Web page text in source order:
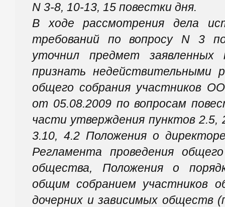
N 3-8, 10-13, 15 повестки дня.
В ходе рассмотрения дела
требований по вопросу N 3
уточнил предмет заявленных
признать недействительными
общего собрания участников
от 05.08.2009 по вопросам
части утверждения пунктов 2.5,
3.10, 4.2 Положения о
Регламента проведения
общества, Положения о
общим собранием участников
дочерних и зависимых обществ